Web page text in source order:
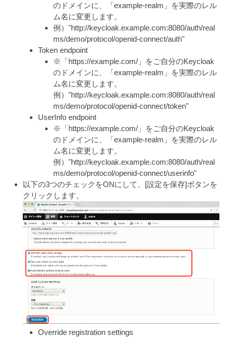
のドメインに、「example-realm」を実際のレル
ム名に変更します。
例）"http://keycloak.example.com:8080/auth/real
ms/demo/protocol/openid-connect/auth"
Token endpoint
※「https://example.com/」をご自分のKeycloak
のドメインに、「example-realm」を実際のレル
ム名に変更します。
例）"http://keycloak.example.com:8080/auth/real
ms/demo/protocol/openid-connect/token"
UserInfo endpoint
※「https://example.com/」をご自分のKeycloak
のドメインに、「example-realm」を実際のレル
ム名に変更します。
例）"http://keycloak.example.com:8080/auth/real
ms/demo/protocol/openid-connect/userinfo"
以下の3つのチェックをONにして、[設定を保存]ボタンを
クリックします。
Override registration settings